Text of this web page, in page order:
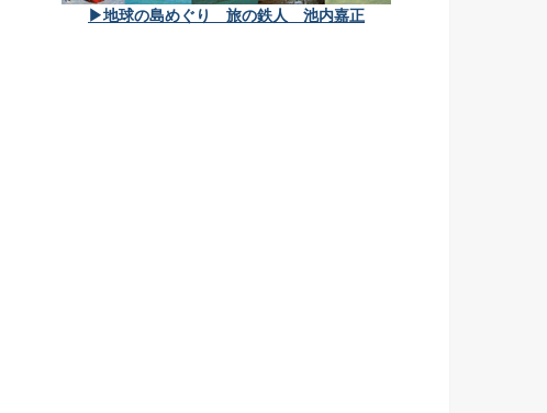
▶地球の島めぐり 旅の鉄人 池内嘉正